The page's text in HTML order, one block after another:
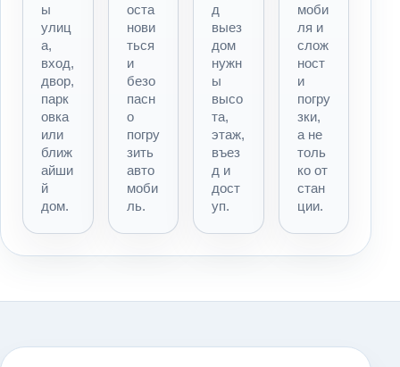
ы
улиц
а,
вход,
двор,
парк
овка
или
ближ
айши
й
дом.
оста
нови
ться
и
безо
пасн
о
погру
зить
авто
моби
ль.
д
выез
дом
нужн
ы
высо
та,
этаж,
въез
д и
дост
уп.
моби
ля и
слож
ност
и
погру
зки,
а не
толь
ко от
стан
ции.